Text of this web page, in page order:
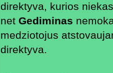
direktyva, kurios
net Gediminas
medziotojus
direktyva.